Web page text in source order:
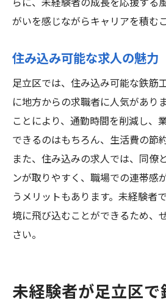
らに、未経験者の成長を応援する
がいを感じながらキャリアを積む
住み込み可能な求人の魅力
足立区では、住み込み可能な鉄筋
に地方からの求職者に人気があり
ことにより、通勤時間を削減し、
できるのはもちろん、生活費の節
また、住み込みの求人では、同僚
ンが取りやすく、職場での連帯感
うメリットもあります。未経験者
境に飛び込むことができるため、
さい。
未経験者が足立区